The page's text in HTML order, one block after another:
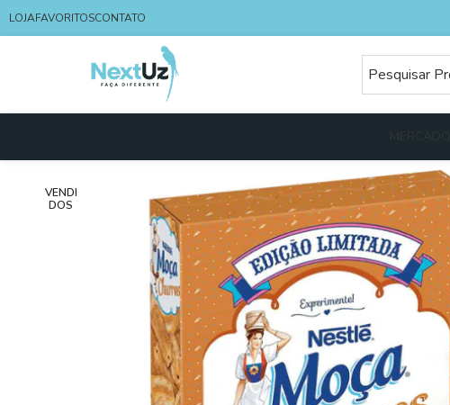
LOJAFAVORITOSCONTATO
MERCADO
VENDI
DOS